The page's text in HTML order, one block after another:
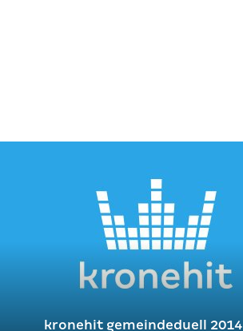
kronehit gemeindeduell 2014